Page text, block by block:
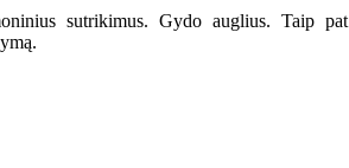
sutrikimus. Gydo auglius. Taip pat